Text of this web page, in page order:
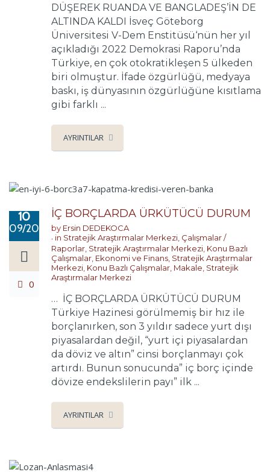
DÜŞEREK RUANDA VE BANGLADEŞ’İN DE
ALTINDA KALDI İsveç Göteborg
Üniversitesi V-Dem Enstitüsü‘nün her yıl
açıkladığı 2022 Demokrasi Raporu’nda
Türkiye, en çok otokratikleşen 5 ülkeden
biri olmuştur. İfade özgürlüğü, medyaya
baskı, iş dünyasının özgürlüğüne kısıtlama
gibi farklı ...
AYRINTILAR
10
09/2022
0
İÇ BORÇLARDA ÜRKÜTÜCÜ DURUM
by Ersin DEDEKOCA
in Stratejik Araştırmalar Merkezi, Çalışmalar /
Raporlar, Stratejik Araştırmalar Merkezi, Konu Bazlı
Çalışmalar, Ekonomi ve Finans, Stratejik Araştırmalar
Merkezi, Konu Bazlı Çalışmalar, Makale, Stratejik
Araştırmalar Merkezi
… İÇ BORÇLARDA ÜRKÜTÜCÜ DURUM
Türkiye Hazinesi görülmemiş bir hız ile
borçlanırken, son 3 yıldır sadece yurt dışı
piyasalardan değil, “yurt içi piyasalardan
da döviz ve altın” cinsi borçlanmayı çok
artırdı. Bunun sonucunda” iç borç içinde
dövize endekslilerin payı” ilk ...
AYRINTILAR